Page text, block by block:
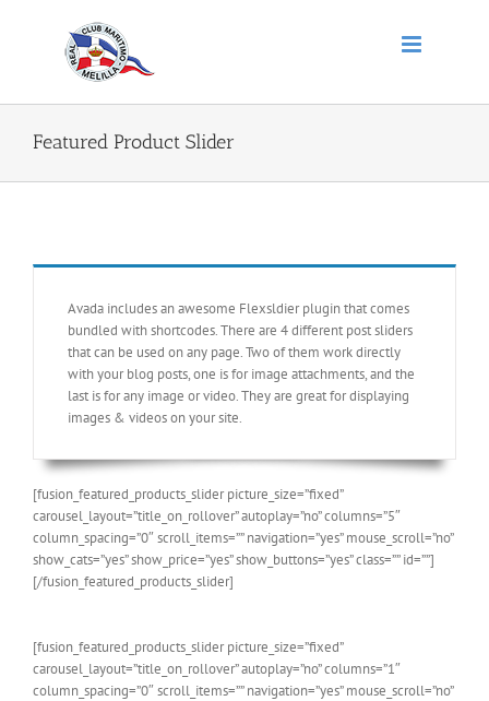
Featured Product Slider
Avada includes an awesome Flexsldier plugin that comes
bundled with shortcodes. There are 4 different post sliders
that can be used on any page. Two of them work directly
with your blog posts, one is for image attachments, and the
last is for any image or video. They are great for displaying
images & videos on your site.
[fusion_featured_products_slider picture_size=”fixed”
carousel_layout=”title_on_rollover” autoplay=”no” columns=”5″
column_spacing=”0″ scroll_items=”” navigation=”yes” mouse_scroll=”no”
show_cats=”yes” show_price=”yes” show_buttons=”yes” class=”” id=””]
[/fusion_featured_products_slider]
[fusion_featured_products_slider picture_size=”fixed”
carousel_layout=”title_on_rollover” autoplay=”no” columns=”1″
column_spacing=”0″ scroll_items=”” navigation=”yes” mouse_scroll=”no”